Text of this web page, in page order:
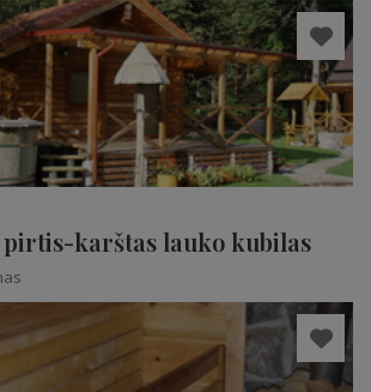
pirtis-karštas lauko kubilas